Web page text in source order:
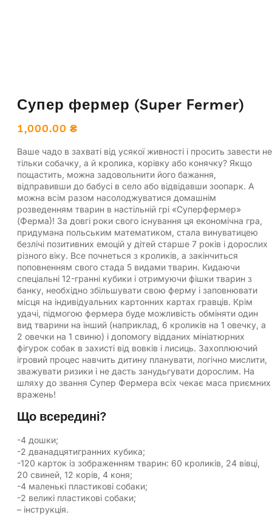
Супер фермер (Super Fermer)
1,000.00 ₴
Ваше чадо в захваті від усякої живності і просить завести не
тільки собачку, а й кролика, корівку або конячку? Якщо
пощастить, можна задовольнити його бажання,
відправивши до бабусі в село або відвідавши зоопарк. А
можна всім разом насолоджуватися домашнім
розведенням тварин в настільній грі «Суперфермер»
(Ферма)! За довгі роки свого існування ця економічна гра,
придумана польським математиком, стала винуватицею
безлічі позитивних емоцій у дітей старше 7 років і дорослих
різного віку. Все почнеться з кроликів, а закінчиться
поповненням свого стада 5 видами тварин. Кидаючи
спеціальні 12-гранні кубики і отримуючи фішки тварин з
банку, необхідно збільшувати свою ферму і заповнювати
місця на індивідуальних картонних картах гравців. Крім
удачі, підмогою фермера буде можливість обміняти один
вид тварини на інший (наприклад, 6 кроликів на 1 овечку, а
2 овечки на 1 свиню) і допомогу відданих мініатюрних
фігурок собак в захисті від вовків і лисиць. Захоплюючий
ігровий процес навчить дитину планувати, логічно мислити,
зважувати ризики і не дасть занудьгувати дорослим. На
шляху до звання Супер Фермера всіх чекає маса приємних
вражень!
Що всередині?
-4 дошки;
-2 дванадцятигранних кубика;
-120 карток із зображенням тварин: 60 кроликів, 24 вівці,
20 свиней, 12 корів, 4 коня;
-4 маленькі пластикові собаки;
-2 великі пластикові собаки;
– інструкція.